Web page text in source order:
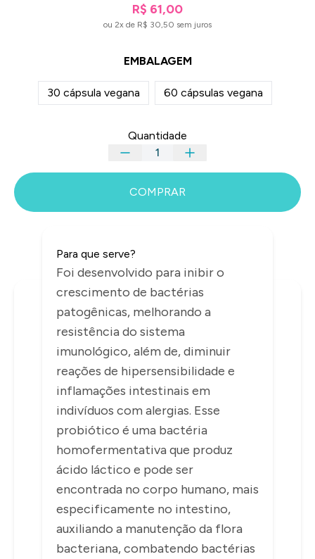
R$ 61,00
ou 2x de R$ 30,50 sem juros
EMBALAGEM
30 cápsula vegana 60 cápsulas vegana
Quantidade
COMPRAR
INFORMAÇÕES
Para que serve?
Foi desenvolvido para inibir o
crescimento de bactérias
patogênicas, melhorando a
resistência do sistema
imunológico, além de, diminuir
reações de hipersensibilidade e
inflamações intestinais em
indivíduos com alergias. Esse
probiótico é uma bactéria
homofermentativa que produz
ácido láctico e pode ser
encontrada no corpo humano, mais
especificamente no intestino,
auxiliando a manutenção da flora
bacteriana, combatendo bactérias